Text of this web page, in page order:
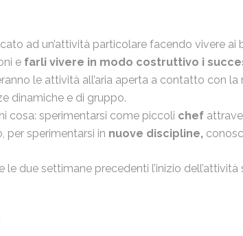
ad un’attività particolare facendo vivere ai
e farli vivere in modo costruttivo i
le attività all’aria aperta a contatto con
dinamiche e di gruppo.
cosa: sperimentarsi come piccoli chef
per sperimentarsi in nuove discipline,
le due settimane precedenti l’inizio